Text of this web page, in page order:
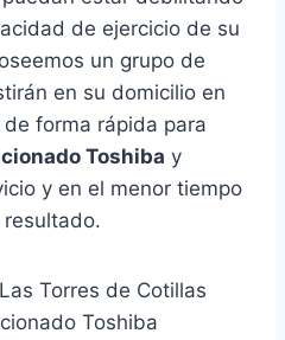
de ejercicio de su
un grupo de
en su domicilio en
forma rápida para
Toshiba y
y en el menor tiempo
Torres de Cotillas
Toshiba